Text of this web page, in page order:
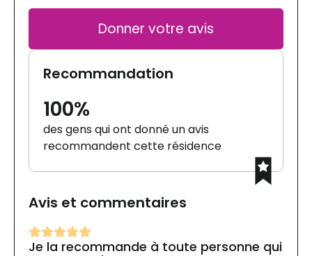
Donner votre avis
Recommandation
100%
des gens qui ont donné un avis
recommandent cette résidence
Avis et commentaires
Je la recommande à toute personne qui